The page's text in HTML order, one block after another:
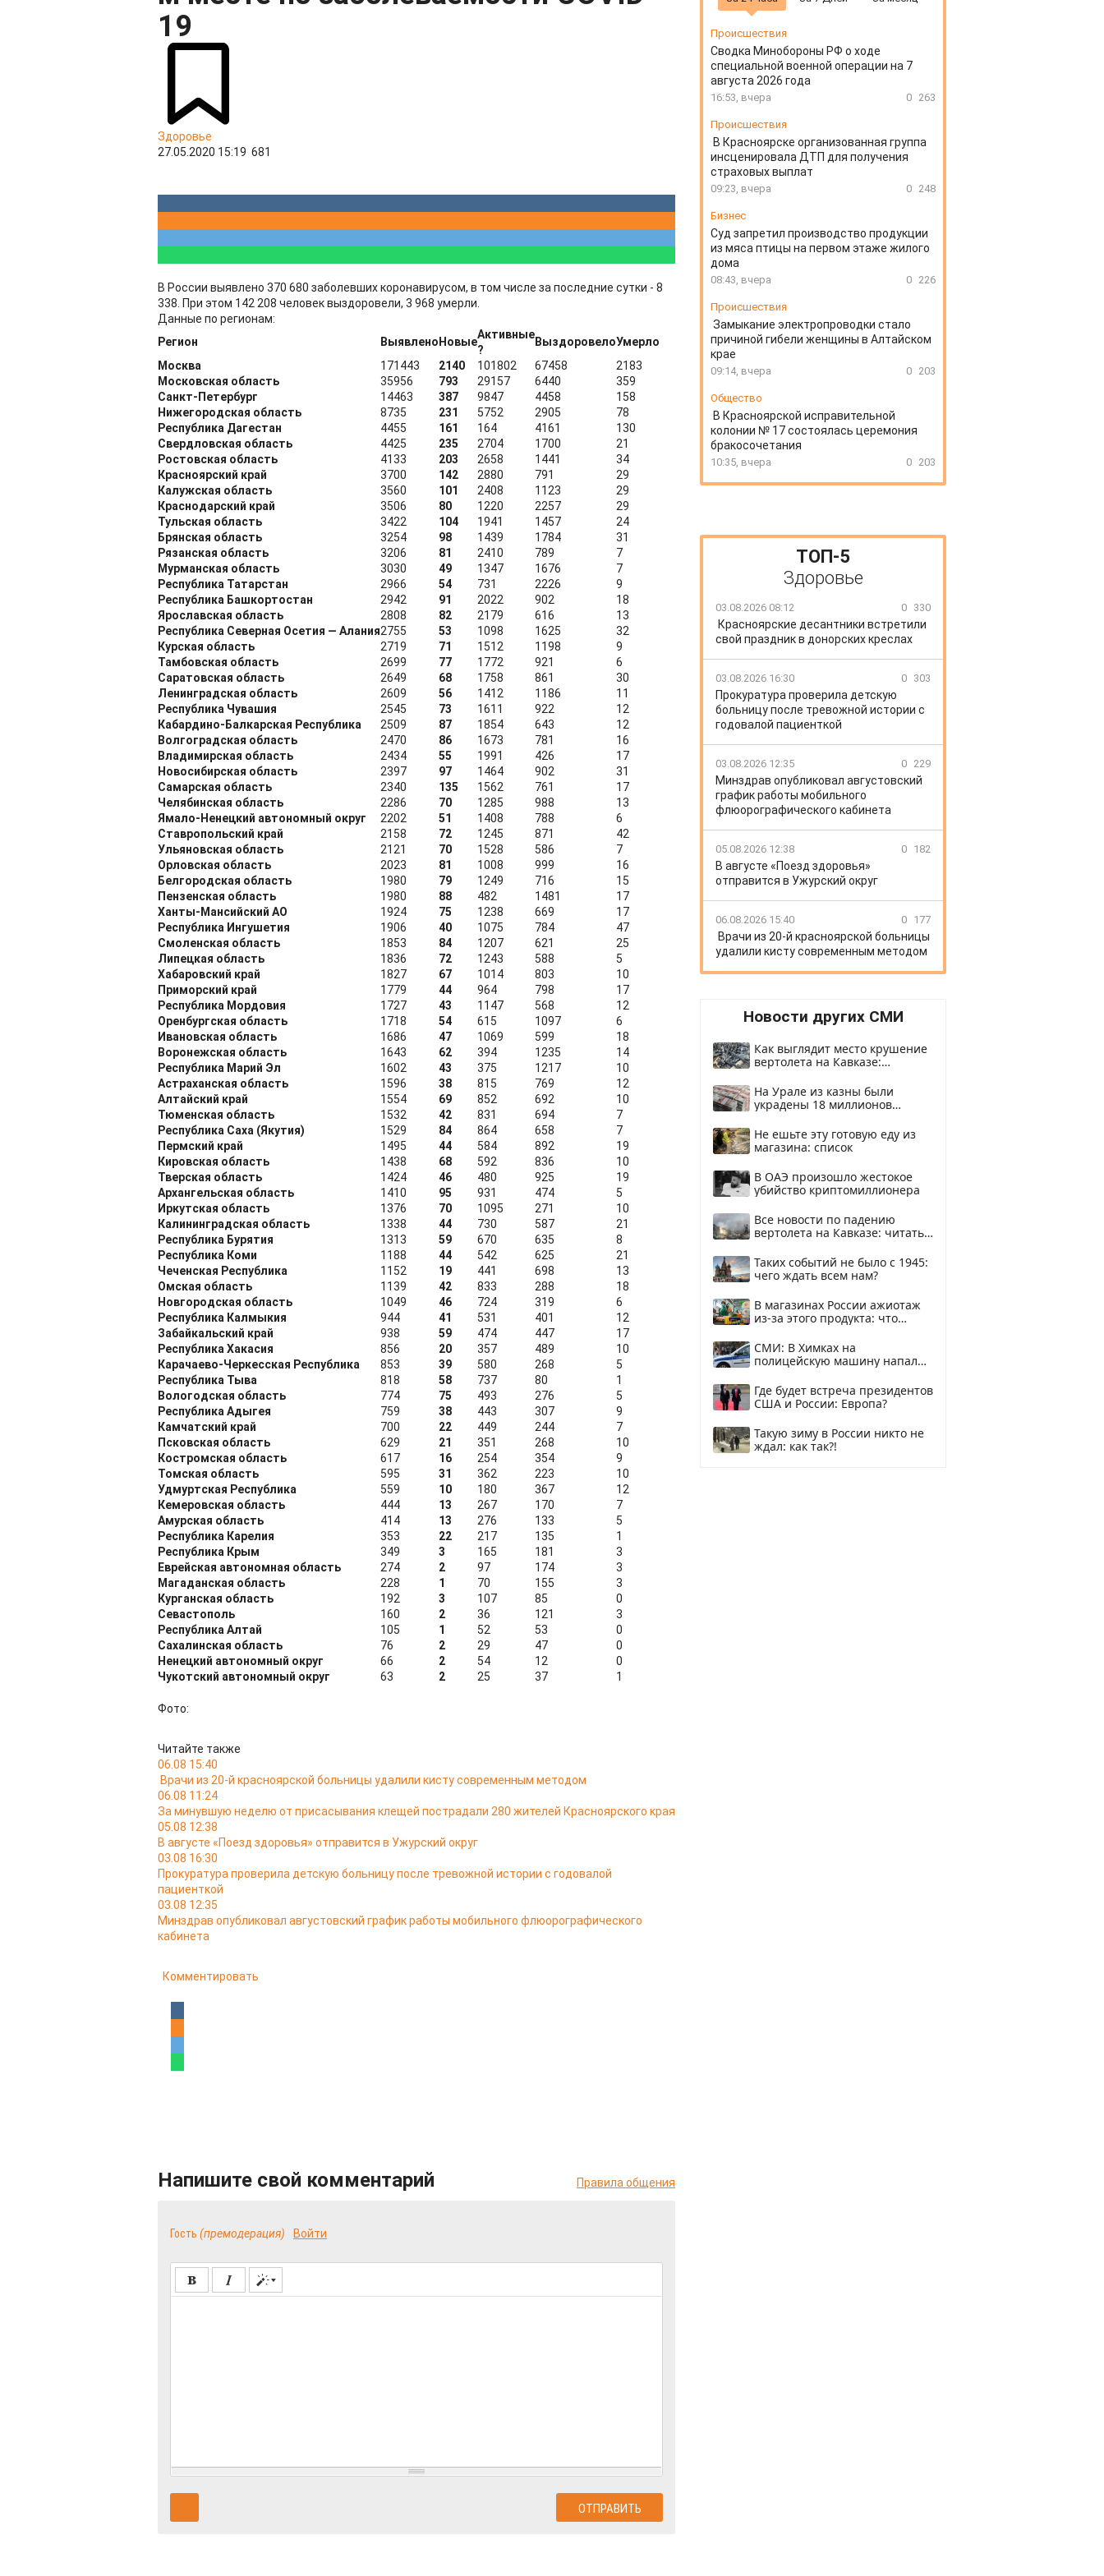
19
Здоровье
27.05.2020 15:19 681
В России выявлено 370 680 заболевших коронавирусом, в том числе за последние сутки - 8
338. При этом 142 208 человек выздоровели, 3 968 умерли.
Данные по регионам:
Регион
Выявлено Новые
Активные
?
ВыздоровелоУмерло
Москва
171443 2140 101802 67458
2183
Московская область
35956 793 29157 6440
359
Санкт-Петербург
14463 387 9847 4458
158
Нижегородская область
8735 231 5752 2905
78
Республика Дагестан
4455 161 164 4161
130
Свердловская область
4425 235 2704 1700
21
Ростовская область
4133 203 2658 1441
34
Красноярский край
3700 142 2880 791
29
Калужская область
3560 101 2408 1123
29
Краснодарский край
3506 80 1220 2257
29
Тульская область
3422 104 1941 1457
24
Брянская область
3254 98 1439 1784
31
Рязанская область
3206 81 2410 789
7
Мурманская область
3030 49 1347 1676
7
Республика Татарстан
2966 54 731 2226
9
Республика Башкортостан
2942 91 2022 902
18
Ярославская область
2808 82 2179 616
13
Республика Северная Осетия — Алания2755 53 1098 1625
32
Курская область
2719 71 1512 1198
9
Тамбовская область
2699 77 1772 921
6
Саратовская область
2649 68 1758 861
30
Ленинградская область
2609 56 1412 1186
11
Республика Чувашия
2545 73 1611 922
12
Кабардино-Балкарская Республика
2509 87 1854 643
12
Волгоградская область
2470 86 1673 781
16
Владимирская область
2434 55 1991 426
17
Новосибирская область
2397 97 1464 902
31
Самарская область
2340 135 1562 761
17
Челябинская область
2286 70 1285 988
13
Ямало-Ненецкий автономный округ
2202 51 1408 788
6
Ставропольский край
2158 72 1245 871
42
Ульяновская область
2121 70 1528 586
7
Орловская область
2023 81 1008 999
16
Белгородская область
1980 79 1249 716
15
Пензенская область
1980 88 482 1481
17
Ханты-Мансийский АО
1924 75 1238 669
17
Республика Ингушетия
1906 40 1075 784
47
Смоленская область
1853 84 1207 621
25
Липецкая область
1836 72 1243 588
5
Хабаровский край
1827 67 1014 803
10
Приморский край
1779 44 964 798
17
Республика Мордовия
1727 43 1147 568
12
Оренбургская область
1718 54 615 1097
6
Ивановская область
1686 47 1069 599
18
Воронежская область
1643 62 394 1235
14
Республика Марий Эл
1602 43 375 1217
10
Астраханская область
1596 38 815 769
12
Алтайский край
1554 69 852 692
10
Тюменская область
1532 42 831 694
7
Республика Саха (Якутия)
1529 84 864 658
7
Пермский край
1495 44 584 892
19
Кировская область
1438 68 592 836
10
Тверская область
1424 46 480 925
19
Архангельская область
1410 95 931 474
5
Иркутская область
1376 70 1095 271
10
Калининградская область
1338 44 730 587
21
Республика Бурятия
1313 59 670 635
8
Республика Коми
1188 44 542 625
21
Чеченская Республика
1152 19 441 698
13
Омская область
1139 42 833 288
18
Новгородская область
1049 46 724 319
6
Республика Калмыкия
944 41 531 401
12
Забайкальский край
938 59 474 447
17
Республика Хакасия
856 20 357 489
10
Карачаево-Черкесская Республика
853 39 580 268
5
Республика Тыва
818 58 737 80
1
Вологодская область
774 75 493 276
5
Республика Адыгея
759 38 443 307
9
Камчатский край
700 22 449 244
7
Псковская область
629 21 351 268
10
Костромская область
617 16 254 354
9
Томская область
595 31 362 223
10
Удмуртская Республика
559 10 180 367
12
Кемеровская область
444 13 267 170
7
Амурская область
414 13 276 133
5
Республика Карелия
353 22 217 135
1
Республика Крым
349 3 165 181
3
Еврейская автономная область
274 2 97 174
3
Магаданская область
228 1 70 155
3
Курганская область
192 3 107 85
0
Севастополь
160 2 36 121
3
Республика Алтай
105 1 52 53
0
Сахалинская область
76 2 29 47
0
Ненецкий автономный округ
66 2 54 12
0
Чукотский автономный округ
63 2 25 37 1
Фото:
Читайте также
06.08 15:40
Врачи из 20-й красноярской больницы удалили кисту современным методом
06.08 11:24
За минувшую неделю от присасывания клещей пострадали 280 жителей Красноярского края
05.08 12:38
В августе «Поезд здоровья» отправится в Ужурский округ
03.08 16:30
Прокуратура проверила детскую больницу после тревожной истории с годовалой
пациенткой
03.08 12:35
Минздрав опубликовал августовский график работы мобильного флюорографического
кабинета
Комментировать
Напишите свой комментарий Правила общения
Гость (премодерация) Войти
Происшествия
Сводка Минобороны РФ о ходе
специальной военной операции на 7
августа 2026 года
16:53, вчера 0 263
Происшествия
В Красноярске организованная группа
инсценировала ДТП для получения
страховых выплат
09:23, вчера 0 248
Бизнес
Суд запретил производство продукции
из мяса птицы на первом этаже жилого
дома
08:43, вчера 0 226
Происшествия
Замыкание электропроводки стало
причиной гибели женщины в Алтайском
крае
09:14, вчера 0 203
Общество
В Красноярской исправительной
колонии № 17 состоялась церемония
бракосочетания
10:35, вчера 0 203
ТОП-5
Здоровье
03.08.2026 08:12 0 330
Красноярские десантники встретили
свой праздник в донорских креслах
03.08.2026 16:30 0 303
Прокуратура проверила детскую
больницу после тревожной истории с
годовалой пациенткой
03.08.2026 12:35 0 229
Минздрав опубликовал августовский
график работы мобильного
флюорографического кабинета
05.08.2026 12:38 0 182
В августе «Поезд здоровья»
отправится в Ужурский округ
06.08.2026 15:40 0 177
Врачи из 20-й красноярской больницы
удалили кисту современным методом
Новости других СМИ
Как выглядит место крушение
вертолета на Кавказе:
На Урале из казны были
украдены 18 миллионов
Не ешьте эту готовую еду из
магазина: список
В ОАЭ произошло жестокое
убийство криптомиллионера
Все новости по падению
вертолета на Кавказе: читать
Таких событий не было с 1945:
чего ждать всем нам?
В магазинах России ажиотаж
из-за этого продукта: что
СМИ: В Химках на
полицейскую машину напали
Где будет встреча президентов
США и России: Европа?
Такую зиму в России никто не
ждал: как так?!